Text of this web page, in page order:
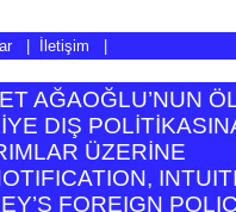
İletişim
AĞAOĞLU’NUN
DIŞ
ÜZERİNE
FOREIGN